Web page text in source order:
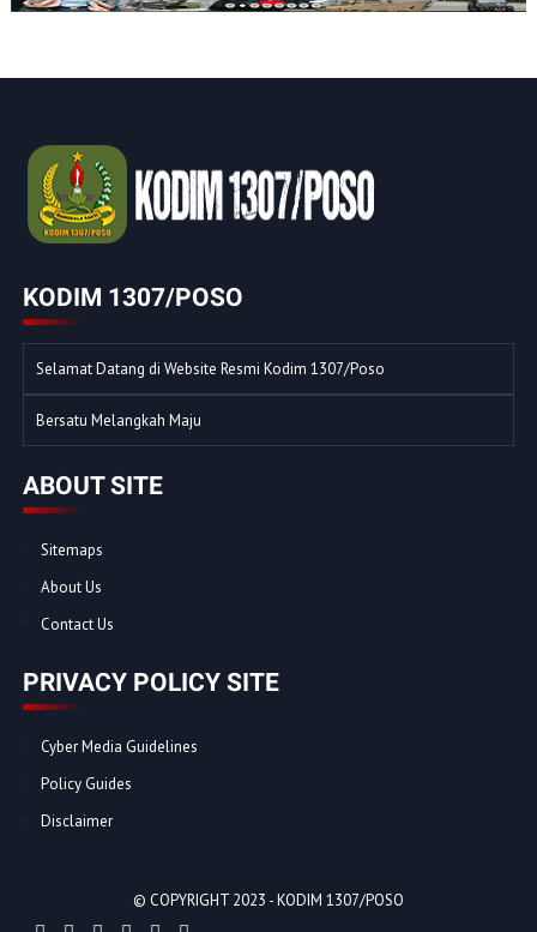
KODIM 1307/POSO
Selamat Datang di Website Resmi Kodim 1307/Poso
Bersatu Melangkah Maju
ABOUT SITE
Sitemaps
About Us
Contact Us
PRIVACY POLICY SITE
Cyber Media Guidelines
Policy Guides
Disclaimer
© COPYRIGHT 2023 -KODIM 1307/POSO